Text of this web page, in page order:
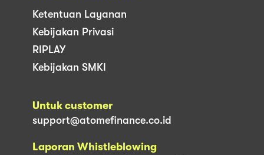
Ketentuan Layanan
Kebijakan Privasi
RIPLAY
Kebijakan SMKI
Untuk customer
support@atomefinance.co.id
Laporan Whistleblowing